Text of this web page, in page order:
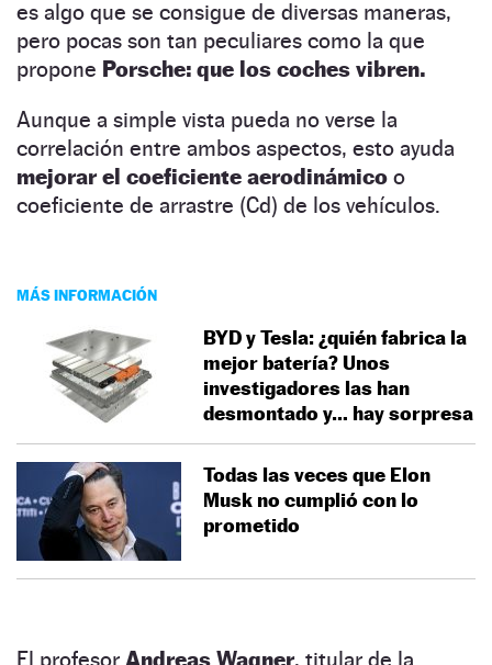
es algo que se consigue de diversas maneras,
pero pocas son tan peculiares como la que
propone Porsche: que los coches vibren.
Aunque a simple vista pueda no verse la
correlación entre ambos aspectos, esto ayuda
mejorar el coeficiente aerodinámico o
coeficiente de arrastre (Cd) de los vehículos.
MÁS INFORMACIÓN
BYD y Tesla: ¿quién fabrica la
mejor batería? Unos
investigadores las han
desmontado y… hay sorpresa
Todas las veces que Elon
Musk no cumplió con lo
prometido
El profesor Andreas Wagner, titular de la